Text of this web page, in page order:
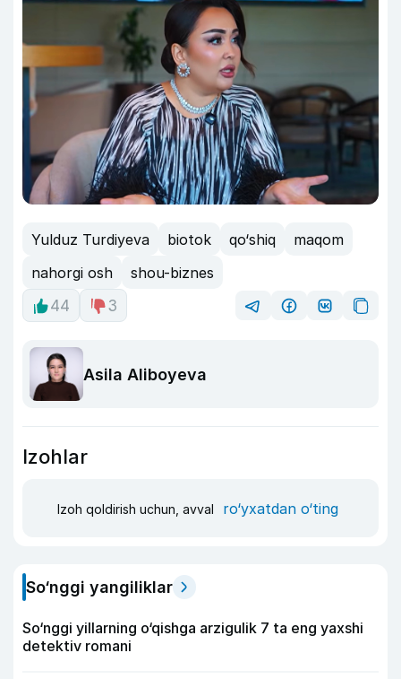
Yulduz Turdiyeva biotok qo‘shiq
maqom
nahorgi osh
shou-biznes
44
3
Asila Aliboyeva
Izohlar
Izoh qoldirish uchun, avval ro‘yxatdan o‘ting
So‘nggi yangiliklar
So‘nggi yillarning o‘qishga arzigulik 7 ta eng yaxshi
detektiv romani